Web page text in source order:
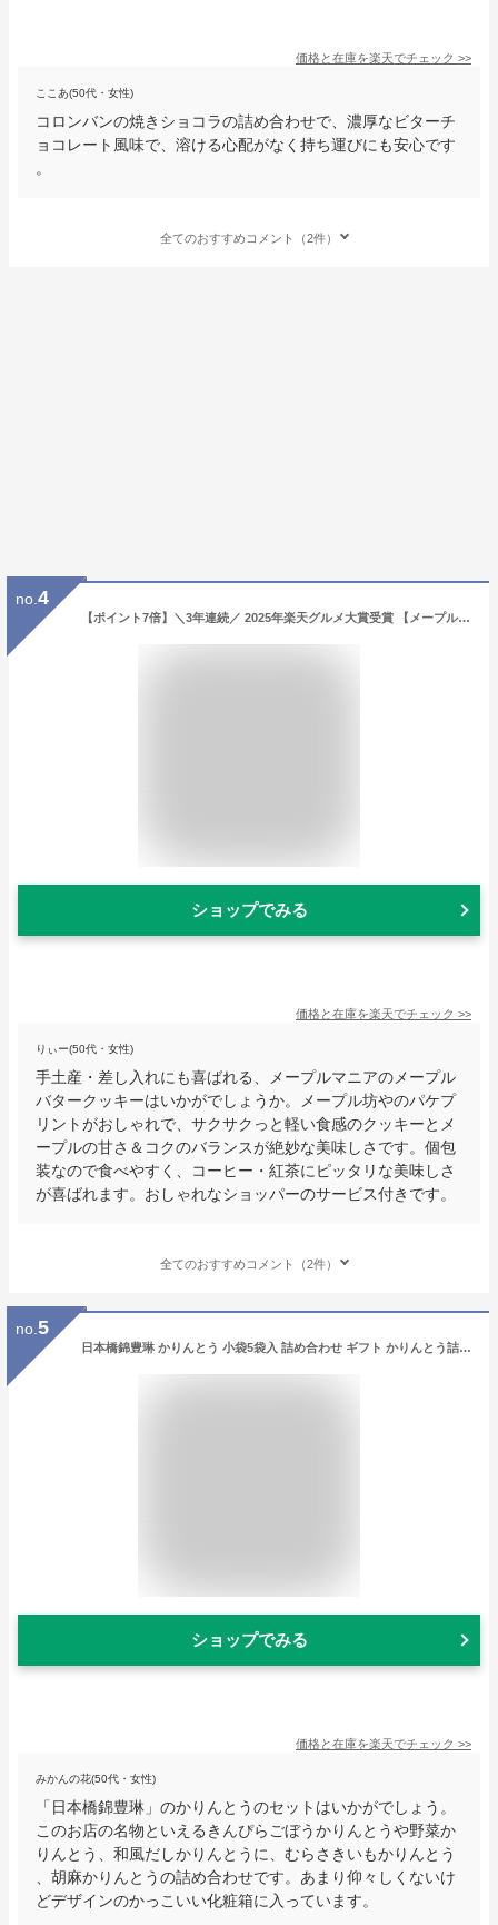
価格と在庫を楽天でチェック >>
ここあ(50代・女性)
コロンバンの焼きショコラの詰め合わせで、濃厚なビターチ
ョコレート風味で、溶ける心配がなく持ち運びにも安心です
。
全てのおすすめコメント（2件）
no. 4
【ポイント7倍】＼3年連続／ 2025年楽天グルメ大賞受賞 【メープルバタークッキー9枚入】ザ・メープルマニア お菓子 ギフト 詰め合わせ 個包装 クッキー ラングドシャ 焼き菓子 洋菓子 プレゼント 内祝 お返し お祝 退職 お中元 御中元 夏ギフト 暑中見舞い
ショップでみる
価格と在庫を楽天でチェック >>
りぃー(50代・女性)
手土産・差し入れにも喜ばれる、メープルマニアのメープル
バタークッキーはいかがでしょうか。メープル坊やのパケプ
リントがおしゃれで、サクサクっと軽い食感のクッキーとメ
ープルの甘さ＆コクのバランスが絶妙な美味しさです。個包
装なので食べやすく、コーヒー・紅茶にピッタリな美味しさ
が喜ばれます。おしゃれなショッパーのサービス付きです。
全てのおすすめコメント（2件）
no. 5
日本橋錦豊琳 かりんとう 小袋5袋入 詰め合わせ ギフト かりんとう詰め合わせ 個包装 お菓子 餞別 贈り物 おしゃれ 退職 お礼 送別品 小分け かりんと 高級 カリントウ お供え 手土産 常温 引っ越し 職場 挨拶 菓子折り 内祝い お返し 東京土産 東京駅 お土産 東京みやげ
ショップでみる
価格と在庫を楽天でチェック >>
みかんの花(50代・女性)
「日本橋錦豊琳」のかりんとうのセットはいかがでしょう。
このお店の名物といえるきんぴらごぼうかりんとうや野菜か
りんとう、和風だしかりんとうに、むらさきいもかりんとう
、胡麻かりんとうの詰め合わせです。あまり仰々しくないけ
どデザインのかっこいい化粧箱に入っています。